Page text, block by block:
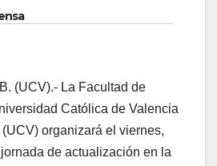
(UCV).- La Facultad de
Católica de Valencia
organizará el viernes,
de actualización en la